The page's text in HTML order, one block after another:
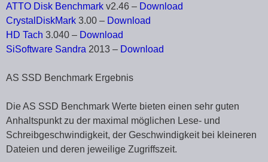
ATTO Disk Benchmark v2.46 – Download
CrystalDiskMark 3.00 – Download
HD Tach 3.040 – Download
SiSoftware Sandra 2013 – Download
AS SSD Benchmark Ergebnis
Die AS SSD Benchmark Werte bieten einen sehr guten
Anhaltspunkt zu der maximal möglichen Lese- und
Schreibgeschwindigkeit, der Geschwindigkeit bei kleineren
Dateien und deren jeweilige Zugriffszeit.